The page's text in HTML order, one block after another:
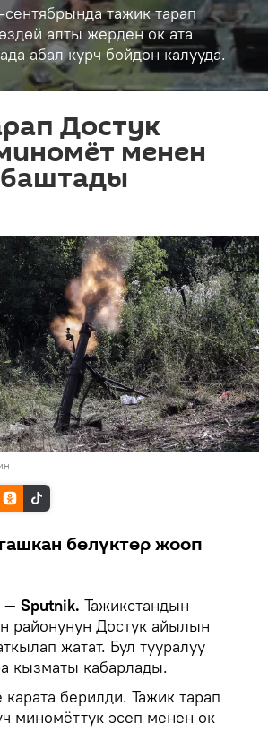
тажик тарап
алты жерден ок ата
абал курч бойдон калууда.
Достук
менен
бөлүктөр жооп
Sputnik. Тажикстандын
районунун Достук айылын
жатат. Бул тууралуу
кызматы кабарлады.
карата берилди. Тажик тарап
миномёттук эсеп менен ок